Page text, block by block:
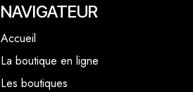
NAVIGATEUR
Accueil
La boutique en ligne
Les boutiques